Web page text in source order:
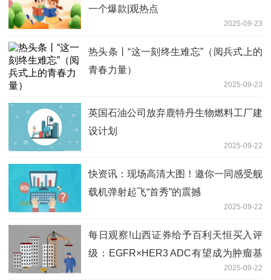
一个爆款|观热点
2025-09-23
热头条丨“这一刻终生难忘”（阅兵式上的
青春力量）
2025-09-23
英国石油公司放弃鹿特丹生物燃料工厂建
设计划
2025-09-22
快资讯：现场高清大图！邀你一同感受舰
载机弹射起飞“首秀”的震撼
2025-09-22
每日观察!山西证券给予百利天恒买入评
级：EGFR×HER3 ADC有望成为肿瘤基
石药物，HER2 ADC展现BIC潜力2025-09-22